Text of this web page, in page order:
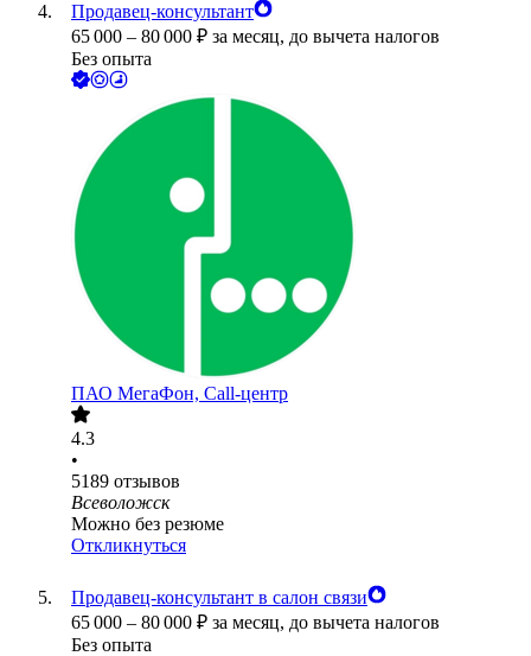
Продавец-консультант
65 000 – 80 000 ₽ за месяц, до вычета налогов
Без опыта
ПАО МегаФон, Call-центр
4.3
•
5189 отзывов
Всеволожск
Можно без резюме
Откликнуться
Продавец-консультант в салон связи
65 000 – 80 000 ₽ за месяц, до вычета налогов
Без опыта